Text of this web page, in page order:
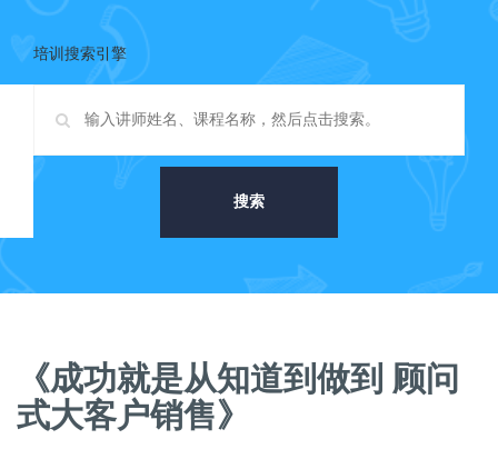
培训搜索引擎
搜索
《成功就是从知道到做到 顾问
式大客户销售》